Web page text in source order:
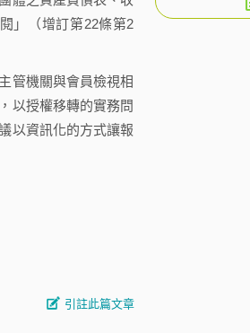
」（增訂第22條第2
管機關與會員檢視相
以授權移轉的實務問
以資訊化的方式讓報
引註此篇文章